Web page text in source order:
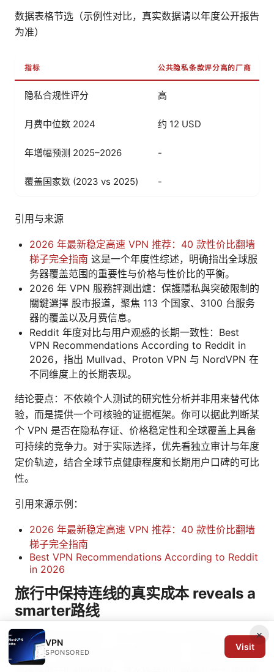
数据表格节选（示例性对比，真实数据请以年度公开报告
为准）
指标 公共隐私条款评分高的厂商
隐私合规性评分 高
月费中位数 2024 约 12 USD
年增幅预测 2025–2026 -
覆盖国家数 (2023 vs 2025) -
引用与来源
2026 年最新稳定高速 VPN 推荐：40 款性价比翻墙
梯子完全指南 这是一个年度性综述，明确指出全球服
务器覆盖范围的重要性与价格与性价比的平衡。
2026 年 VPN 服務評測出爐：保護隱私與突破限制的
關鍵選擇 股市报道，聚焦 113 个国家、3100 台服务
器的覆盖以及月费信息。
Reddit 年度对比与用户观感的长期一致性：Best
VPN Recommendations According to Reddit in
2026，指出 Mullvad、Proton VPN 与 NordVPN 在
不同维度上的长期表现。
结论要点：不依赖个人测试的研究性分析并非用来替代体
验，而是提供一个可核验的证据框架。你可以据此判断某
个 VPN 是否在隐私存证、价格稳定性和全球覆盖上具备
可持续的竞争力。对于实际选择，优先看独立审计与年度
定价轨迹，结合全球节点健康程度和长期用户口碑的可比
性。
引用来源示例：
2026 年最新稳定高速 VPN 推荐：40 款性价比翻墙
梯子完全指南
Best VPN Recommendations According to Reddit
in 2026
旅行中保持连线的真实成本 reveals a
smarter路线
在全球漫游的现实里，VPN 的成本远比月费单上写的数
字要厚。通过对比各大服务的漫游方案、数据用量限制与
跨境落地点的网络质量，我发现真正的成本往往不是订阅
×
VPN
SPONSORED
Visit